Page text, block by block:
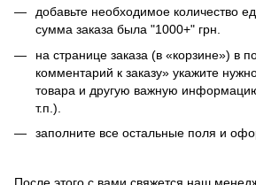
добавьте необходимое количество
сумма заказа была "1000+" грн.
на странице заказа (в «корзине») в
комментарий к заказу» укажите
товара и другую важную
т.п.).
заполните все остальные поля и
После этого с вами свяжется наш